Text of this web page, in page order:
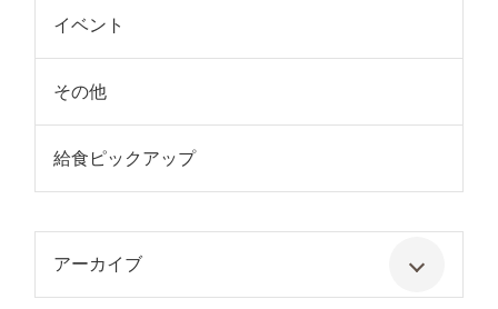
イベント
その他
給食ピックアップ
アーカイブ